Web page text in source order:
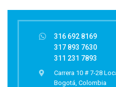
316 692 8169
317 893 7630
311 231 7893
Carrera 10 # 7-28
Bogotá, Colombia